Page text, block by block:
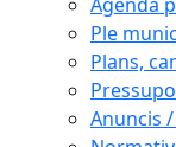
Ple
Plans,
Anuncis